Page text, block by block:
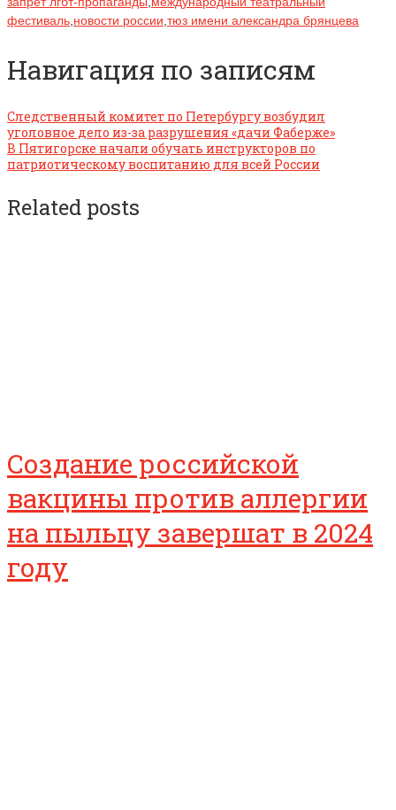
фестиваль новости россии тюз имени александра брянцева
Навигация по записям
Следственный комитет по Петербургу возбудил
уголовное дело из-за разрушения «дачи Фаберже»
В Пятигорске начали обучать инструкторов по
патриотическому воспитанию для всей России
Related posts
Создание российской
вакцины против аллергии
на пыльцу завершат в 2024
году